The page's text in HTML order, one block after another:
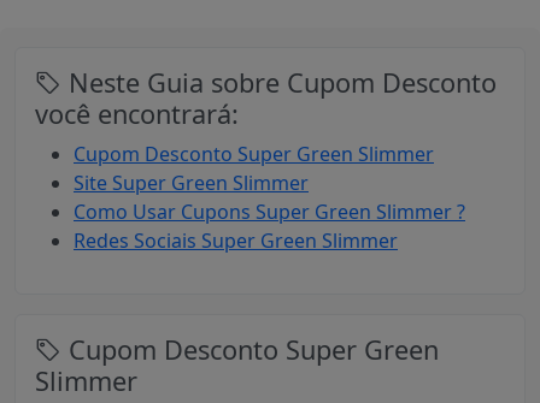
Neste Guia sobre Cupom Desconto
você encontrará:
Cupom Desconto Super Green Slimmer
Site Super Green Slimmer
Como Usar Cupons Super Green Slimmer ?
Redes Sociais Super Green Slimmer
Cupom Desconto Super Green
Slimmer